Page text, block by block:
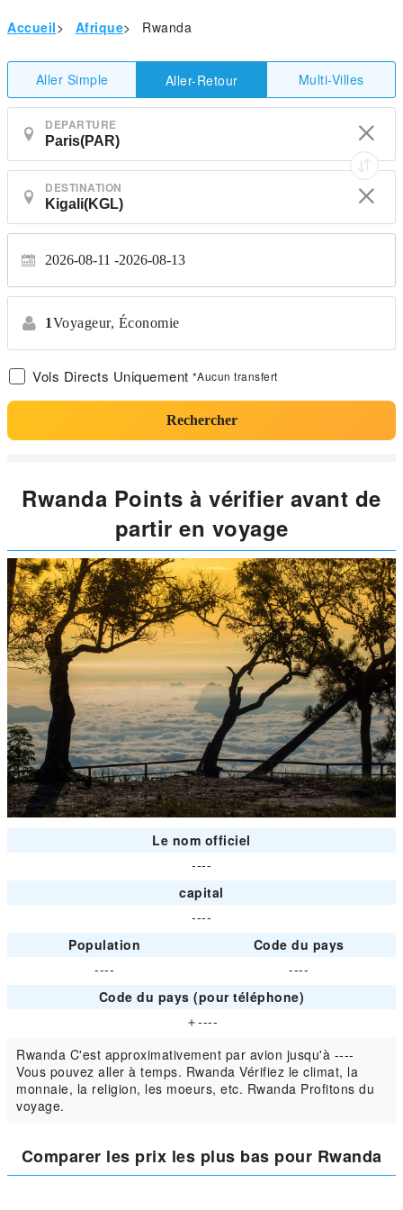
Accueil> Afrique> Rwanda
Aller Simple Aller-Retour Multi-Villes
DEPARTURE
DESTINATION
2026-08-11 2026-08-13
1Voyageur, Économie
Vols Directs Uniquement *Aucun transfert
Rechercher
Rwanda Points à vérifier avant de
partir en voyage
Le nom officiel
----
capital
----
Population
Code du pays
----
----
Code du pays (pour téléphone)
＋----
Rwanda C'est approximativement par avion jusqu'à ----
Vous pouvez aller à temps. Rwanda Vérifiez le climat, la
monnaie, la religion, les moeurs, etc. Rwanda Profitons du
voyage.
Comparer les prix les plus bas pour Rwanda